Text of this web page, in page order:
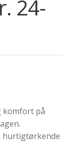
24-
på
hurtigtørkende